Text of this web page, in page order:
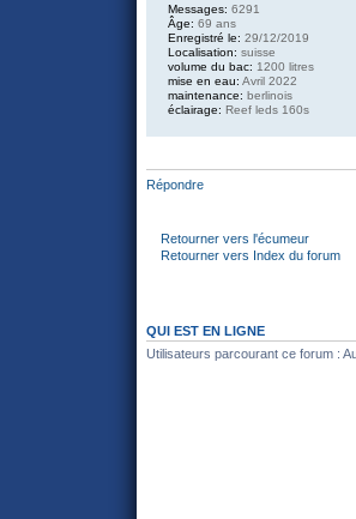
Messages: 6291
Âge: 69 ans
Enregistré le: 29/12/2019
Localisation: suisse
volume du bac: 1200 litres
mise en eau: Avril 2022
maintenance: berlinois
éclairage: Reef leds 160s
Répondre
Retourner vers l'écumeur
Retourner vers Index du forum
QUI EST EN LIGNE
Utilisateurs parcourant ce forum :